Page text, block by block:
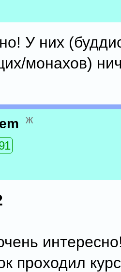
У них
монахов)
ж
проходил